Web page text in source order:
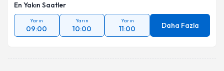
En Yakın Saatler
Yarın
09:00
Yarın
10:00
Yarın
11:00 Daha Fazla